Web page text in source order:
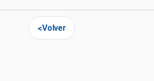
Volver